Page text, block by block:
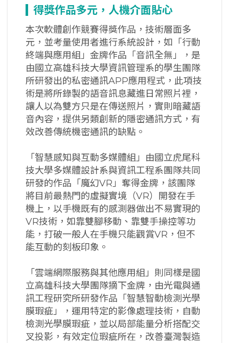
得獎作品多元，人機介面貼心
本次軟體創作競賽得獎作品，技術層面多
元，並考量使用者進行系統設計，如「行動
終端與應用組」金牌作品「音訊全無」，是
由國立高雄科技大學資訊管理系的學生團隊
所研發出的私密通訊APP應用程式，此項技
術是將所錄製的語音訊息藏進日常照片裡，
讓人以為雙方只是在傳送照片，實則暗藏語
音內容，提供另類創新的隱密通訊方式，有
效改善傳統機密通訊的缺點。
「智慧感知與互動多媒體組」由國立虎尾科
技大學多媒體設計系與資訊工程系團隊共同
研發的作品「魔幻VR」奪得金牌，該團隊
將目前最熱門的虛擬實境（VR）開發在手
機上，以手機既有的感測器做出不易實現的
VR技術，如靠雙腳移動、靠雙手操控等功
能，打破一般人在手機只能觀賞VR，但不
能互動的刻板印象。
「雲端網際服務與其他應用組」則同樣是國
立高雄科技大學團隊摘下金牌，由光電與通
訊工程研究所研發作品「智慧智動檢測光學
膜瑕疵」，運用特定的影像處理技術，自動
檢測光學膜瑕疵，並以局部能量分析搭配交
叉投影，有效定位瑕疵所在，改善臺灣製造